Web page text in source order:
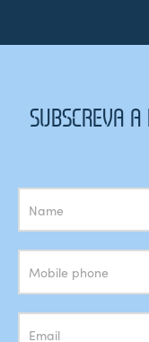
SUBSCREVA
Subscrição
Newsletter